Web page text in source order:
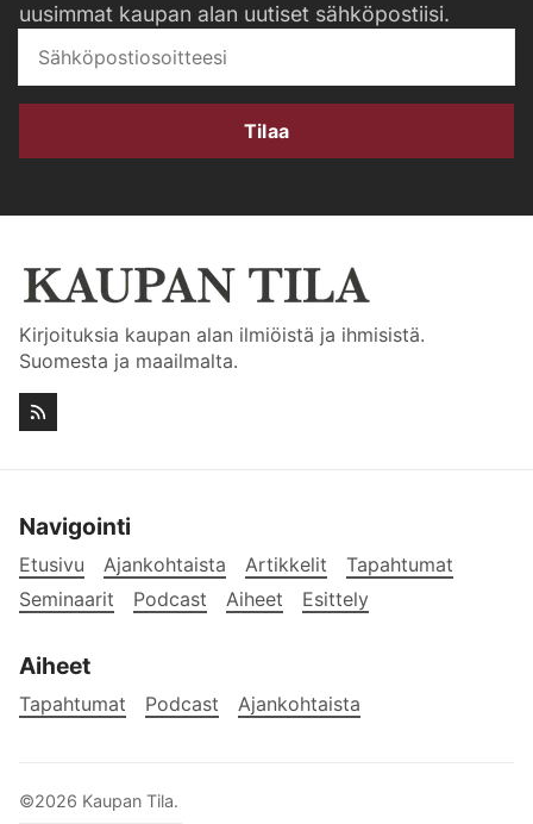
uusimmat kaupan alan uutiset sähköpostiisi.
Tilaa
Kirjoituksia kaupan alan ilmiöistä ja ihmisistä.
Suomesta ja maailmalta.
Navigointi
Etusivu Ajankohtaista Artikkelit
Tapahtumat
Seminaarit
Podcast Aiheet Esittely
Aiheet
Tapahtumat Podcast Ajankohtaista
©2026 Kaupan Tila.